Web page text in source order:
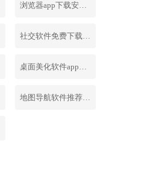
浏览器app下载安装免费官网
社交软件免费下载安装大全最新
桌面美化软件app下载安卓版
地图导航软件推荐下载安装手机版